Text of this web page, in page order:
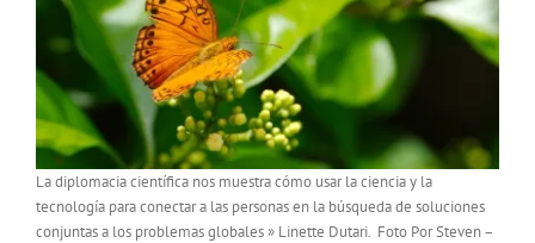
La diplomacia científica nos muestra cómo usar la ciencia y la
tecnología para conectar a las personas en la búsqueda de soluciones
conjuntas a los problemas globales » Linette Dutari. Foto Por Steven –